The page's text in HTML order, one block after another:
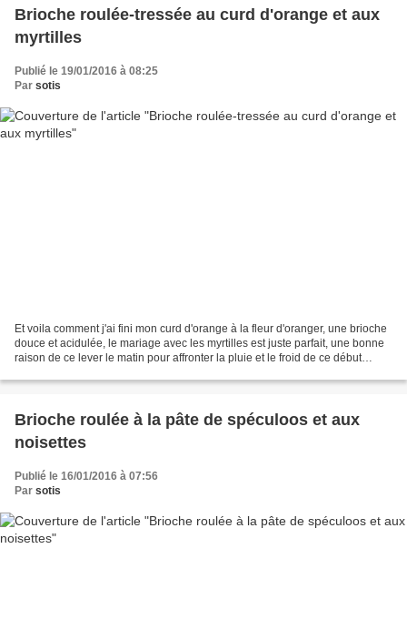
Brioche roulée-tressée au curd d'orange et aux
myrtilles
Publié le 19/01/2016 à 08:25
Par sotis
Et voila comment j'ai fini mon curd d'orange à la fleur d'oranger, une brioche
douce et acidulée, le mariage avec les myrtilles est juste parfait, une bonne
raison de ce lever le matin pour affronter la pluie et le froid de ce début
Brioche roulée à la pâte de spéculoos et aux
noisettes
Publié le 16/01/2016 à 07:56
Par sotis